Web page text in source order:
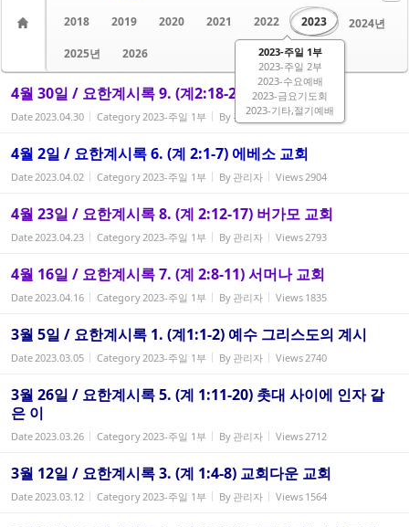
2018
2019 2020 2021 2022 2023
2023-주일 1부
2023-주일 2부
2023-수요예배
2023-금요기도회
2023-기타,절기예배
2024년
2025년
2026
4월 30일 / 요한계시록 9. (계2:18-29) 두아디라교회
Date2023.04.30 Category2023-주일 1부 By 관리자 Views1253
4월 2일 / 요한계시록 6. (계 2:1-7) 에베소 교회
Date2023.04.02 Category2023-주일 1부 By 관리자 Views2904
4월 23일 / 요한계시록 8. (계 2:12-17) 버가모 교회
Date2023.04.23 Category2023-주일 1부 By 관리자 Views2793
4월 16일 / 요한계시록 7. (계 2:8-11) 서머나 교회
Date2023.04.16 Category2023-주일 1부 By 관리자 Views 1835
3월 5일 / 요한계시록 1. (계1:1-2) 예수 그리스도의 계시
Date2023.03.05 Category2023-주일 1부 By 관리자 Views2740
3월 26일 / 요한계시록 5. (계 1:11-20) 촛대 사이에 인자 같
은 이
Date2023.03.26 Category2023-주일 1부 By 관리자 Views2712
3월 12일 / 요한계시록 3. (계 1:4-8) 교회다운 교회
Date2023.03.12 Category2023-주일 1부 By 관리자 Views 1564